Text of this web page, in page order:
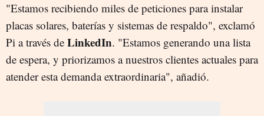
"Estamos recibiendo miles de peticiones para instalar
placas solares, baterías y sistemas de respaldo", exclamó
Pi a través de LinkedIn. "Estamos generando una lista
de espera, y priorizamos a nuestros clientes actuales para
atender esta demanda extraordinaria", añadió.